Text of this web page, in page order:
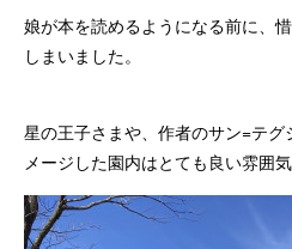
娘が本を読めるようになる前に、
しまいました。
星の王子さまや、作者のサン=テ
メージした園内はとても良い雰囲気